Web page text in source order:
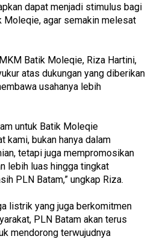
dapat menjadi stimulus bagi
Moleqie, agar semakin melesat
Batik Moleqie, Riza Hartini,
atas dukungan yang diberikan
usahanya lebih
untuk Batik Moleqie
kami, bukan hanya dalam
tetapi juga mempromosikan
lebih luas hingga tingkat
PLN Batam,” ungkap Riza.
listrik yang juga berkomitmen
PLN Batam akan terus
mendorong terwujudnya